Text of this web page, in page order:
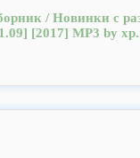
/ Новинки с
[2017] MP3 by